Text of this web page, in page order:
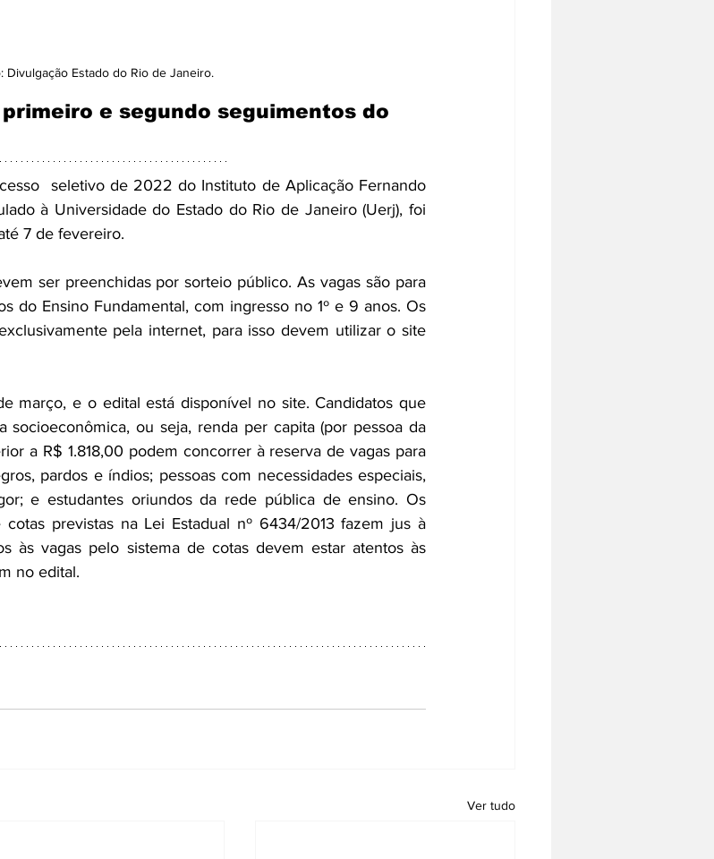
Divulgação Estado do Rio de Janeiro.
e segundo seguimentos do
seletivo de 2022 do Instituto de Aplicação Fernando
à Universidade do Estado do Rio de Janeiro (Uerj), foi
7 de fevereiro.
ser preenchidas por sorteio público. As vagas são para
do Ensino Fundamental, com ingresso no 1º e 9 anos. Os
março, e o edital está disponível no site. Candidatos que
socioeconômica, ou seja, renda per capita (por pessoa da
a R$ 1.818,00 podem concorrer à reserva de vagas para
pardos e índios; pessoas com necessidades especiais,
e estudantes oriundos da rede pública de ensino. Os
previstas na Lei Estadual nº 6434/2013 fazem jus à
às vagas pelo sistema de cotas devem estar atentos às
no edital.
Ver tudo